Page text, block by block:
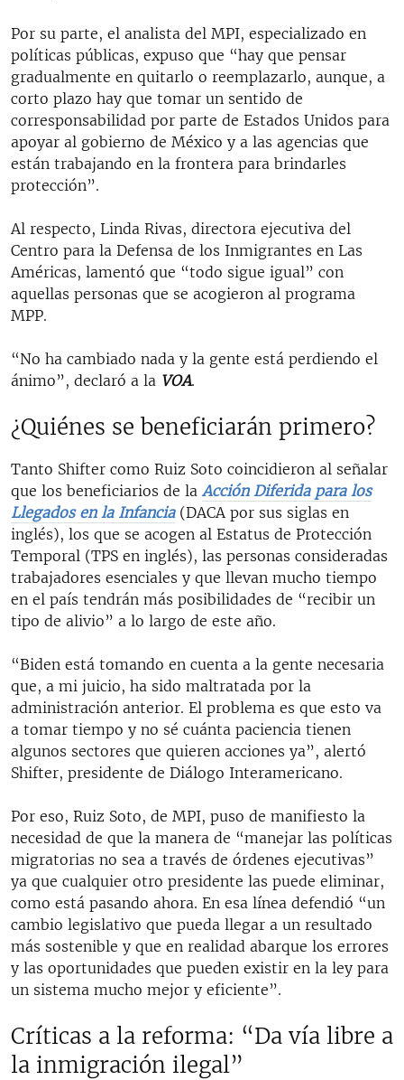
Por su parte, el analista del MPI, especializado en
políticas públicas, expuso que “hay que pensar
gradualmente en quitarlo o reemplazarlo, aunque, a
corto plazo hay que tomar un sentido de
corresponsabilidad por parte de Estados Unidos para
apoyar al gobierno de México y a las agencias que
están trabajando en la frontera para brindarles
protección”.
Al respecto, Linda Rivas, directora ejecutiva del
Centro para la Defensa de los Inmigrantes en Las
Américas, lamentó que “todo sigue igual” con
aquellas personas que se acogieron al programa
MPP.
“No ha cambiado nada y la gente está perdiendo el
ánimo”, declaró a la VOA.
¿Quiénes se beneficiarán primero?
Tanto Shifter como Ruiz Soto coincidieron al señalar
que los beneficiarios de laAcción Diferida para los
Llegados en la Infancia(DACA por sus siglas en
inglés), los que se acogen al Estatus de Protección
Temporal (TPS en inglés), las personas consideradas
trabajadores esenciales y que llevan mucho tiempo
en el país tendrán más posibilidades de “recibir un
tipo de alivio” a lo largo de este año.
“Biden está tomando en cuenta a la gente necesaria
que, a mi juicio, ha sido maltratada por la
administración anterior. El problema es que esto va
a tomar tiempo y no sé cuánta paciencia tienen
algunos sectores que quieren acciones ya”, alertó
Shifter, presidente de Diálogo Interamericano.
Por eso, Ruiz Soto, de MPI, puso de manifiesto la
necesidad de que la manera de “manejar las políticas
migratorias no sea a través de órdenes ejecutivas”
ya que cualquier otro presidente las puede eliminar,
como está pasando ahora. En esa línea defendió “un
cambio legislativo que pueda llegar a un resultado
más sostenible y que en realidad abarque los errores
y las oportunidades que pueden existir en la ley para
un sistema mucho mejor y eficiente”.
Críticas a la reforma: “Da vía libre a
la inmigración ilegal”